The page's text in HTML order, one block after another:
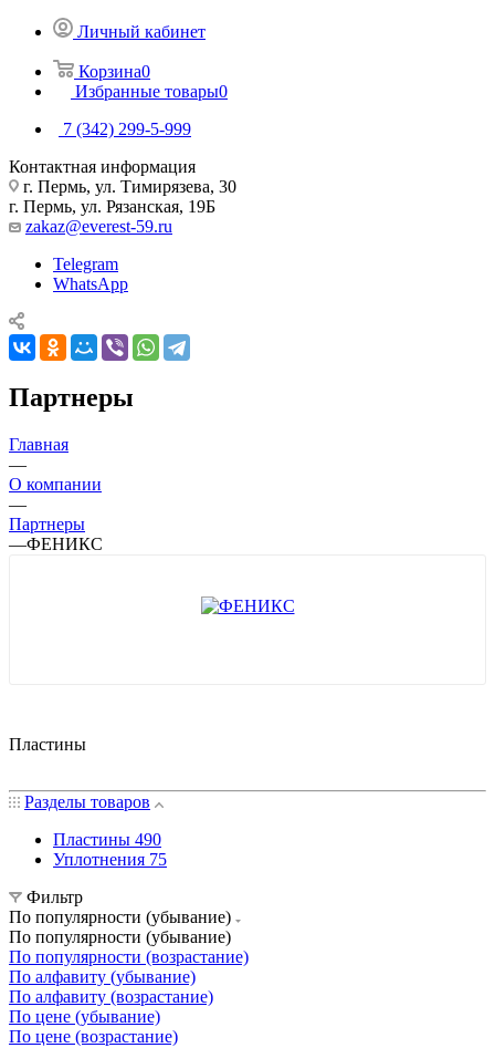
Личный кабинет
Корзина0
Избранные товары0
7 (342) 299-5-999
Контактная информация
г. Пермь, ул. Тимирязева, 30
г. Пермь, ул. Рязанская, 19Б
zakaz@everest-59.ru
Telegram
WhatsApp
Партнеры
Главная
—
О компании
—
Партнеры
—ФЕНИКС
Пластины
Разделы товаров
Пластины 490
Уплотнения 75
Фильтр
По популярности (убывание)
По популярности (убывание)
По популярности (возрастание)
По алфавиту (убывание)
По алфавиту (возрастание)
По цене (убывание)
По цене (возрастание)